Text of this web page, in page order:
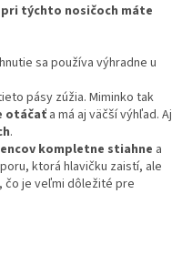
týchto nosičoch máte
sa používa výhradne u
pásy zúžia. Miminko tak
otáčať a má aj väčší výhľad. Aj
.
kompletne stiahne a
ktorá hlavičku zaistí, ale
čo je veľmi dôležité pre